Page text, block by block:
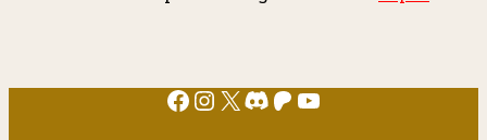
Facebook
Instagram
X Discord
Patreon
YouTube